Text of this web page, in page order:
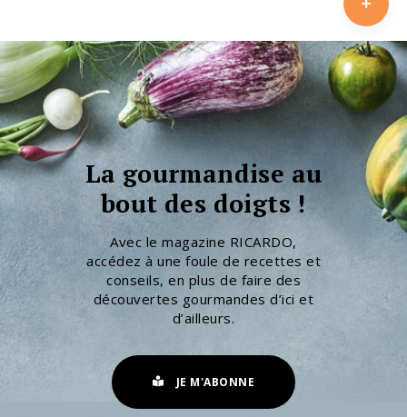
La gourmandise au
bout des doigts !
Avec le magazine RICARDO,
accédez à une foule de recettes et
conseils, en plus de faire des
découvertes gourmandes d’ici et
d’ailleurs.
JE M'ABONNE